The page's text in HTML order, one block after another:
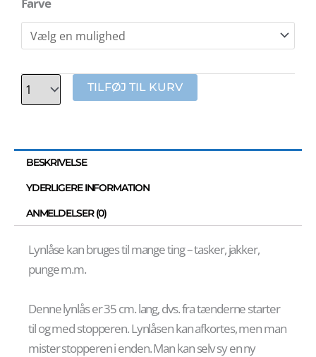
Farve
TILFØJ TIL KURV
BESKRIVELSE
YDERLIGERE INFORMATION
ANMELDELSER (0)
Lynlåse kan bruges til mange ting – tasker, jakker,
punge m.m.
Denne lynlås er 35 cm. lang, dvs. fra tænderne starter
til og med stopperen. Lynlåsen kan afkortes, men man
mister stopperen i enden. Man kan selv sy en ny